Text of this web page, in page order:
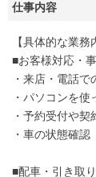
仕事内容
【具体的な業務
■お客様対応・
・来店・電話で
・パソコンを
・予約受付や契
・車の状態確認
■配車・引き取